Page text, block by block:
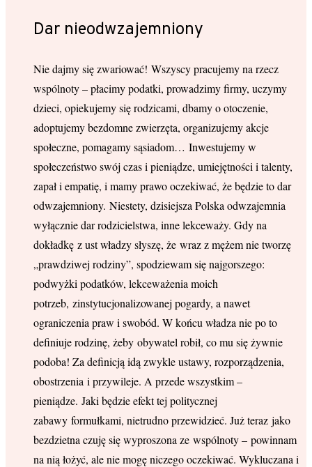
Dar nieodwzajemniony
Nie dajmy się zwariować! Wszyscy pracujemy na rzecz
wspólnoty – płacimy podatki, prowadzimy firmy, uczymy
dzieci, opiekujemy się rodzicami, dbamy o otoczenie,
adoptujemy bezdomne zwierzęta, organizujemy akcje
społeczne, pomagamy sąsiadom… Inwestujemy w
społeczeństwo swój czas i pieniądze, umiejętności i talenty,
zapał i empatię, i mamy prawo oczekiwać, że będzie to dar
odwzajemniony. Niestety, dzisiejsza Polska odwzajemnia
wyłącznie dar rodzicielstwa, inne lekceważy. Gdy na
dokładkę z ust władzy słyszę, że wraz z mężem nie tworzę
„prawdziwej rodziny”, spodziewam się najgorszego:
podwyżki podatków, lekceważenia moich
potrzeb, zinstytucjonalizowanej pogardy, a nawet
ograniczenia praw i swobód. W końcu władza nie po to
definiuje rodzinę, żeby obywatel robił, co mu się żywnie
podoba! Za definicją idą zwykle ustawy, rozporządzenia,
obostrzenia i przywileje. A przede wszystkim –
pieniądze. Jaki będzie efekt tej politycznej
zabawy formułkami, nietrudno przewidzieć. Już teraz jako
bezdzietna czuję się wyproszona ze wspólnoty – powinnam
na nią łożyć, ale nie mogę niczego oczekiwać. Wykluczana i